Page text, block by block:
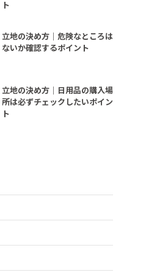
ト
立地の決め方｜危険なところは
ないか確認するポイント
立地の決め方｜日用品の購入場
所は必ずチェックしたいポイン
ト